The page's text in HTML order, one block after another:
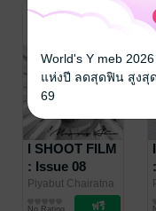
I SHOOT FILM
: Issue 08
(June 2021)
Piyabut Chairatna
/ I SHOOT FILM
นิตยสารศิลปะ/
No Rating
World's Y meb
แห่งปี ลดสุดฟิน สูงสุ
69